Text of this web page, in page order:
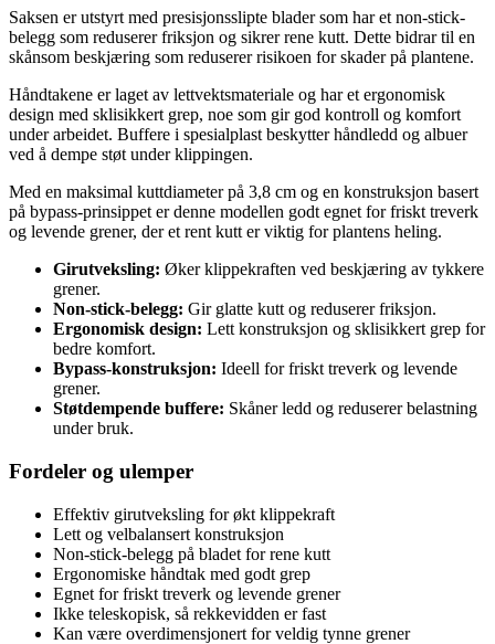
Saksen er utstyrt med presisjonsslipte blader som har et non-stick-
belegg som reduserer friksjon og sikrer rene kutt. Dette bidrar til en
skånsom beskjæring som reduserer risikoen for skader på plantene.
Håndtakene er laget av lettvektsmateriale og har et ergonomisk
design med sklisikkert grep, noe som gir god kontroll og komfort
under arbeidet. Buffere i spesialplast beskytter håndledd og albuer
ved å dempe støt under klippingen.
Med en maksimal kuttdiameter på 3,8 cm og en konstruksjon basert
på bypass-prinsippet er denne modellen godt egnet for friskt treverk
og levende grener, der et rent kutt er viktig for plantens heling.
Girutveksling: Øker klippekraften ved beskjæring av tykkere
grener.
Non-stick-belegg: Gir glatte kutt og reduserer friksjon.
Ergonomisk design: Lett konstruksjon og sklisikkert grep for
bedre komfort.
Bypass-konstruksjon: Ideell for friskt treverk og levende
grener.
Støtdempende buffere: Skåner ledd og reduserer belastning
under bruk.
Fordeler og ulemper
Effektiv girutveksling for økt klippekraft
Lett og velbalansert konstruksjon
Non-stick-belegg på bladet for rene kutt
Ergonomiske håndtak med godt grep
Egnet for friskt treverk og levende grener
Ikke teleskopisk, så rekkevidden er fast
Kan være overdimensjonert for veldig tynne grener